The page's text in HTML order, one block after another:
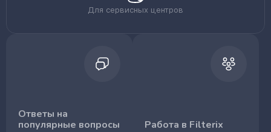
Для сервисных центров
Ответы на
популярные вопросы
Работа в Filterix